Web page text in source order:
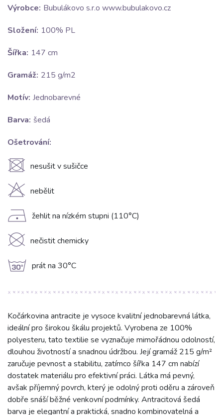
Výrobce: Bubulákovo s.r.o www.bubulakovo.cz
Složení: 100% PL
Šířka: 147 cm
Gramáž: 215 g/m2
Motív: Jednobarevné
Barva: šedá
Ošetrování:
U nesušit v sušičce
H nebělit
D žehlit na nízkém stupni (110°C)
K nečistit chemicky
g prát na 30°C
Kočárkovina antracite je vysoce kvalitní jednobarevná látka,
ideální pro širokou škálu projektů. Vyrobena ze 100%
polyesteru, tato textilie se vyznačuje mimořádnou odolností,
dlouhou životností a snadnou údržbou. Její gramáž 215 g/m²
zaručuje pevnost a stabilitu, zatímco šířka 147 cm nabízí
dostatek materiálu pro efektivní práci. Látka má pevný,
avšak příjemný povrch, který je odolný proti oděru a zároveň
dobře snáší běžné venkovní podmínky. Antracitová šedá
barva je elegantní a praktická, snadno kombinovatelná a